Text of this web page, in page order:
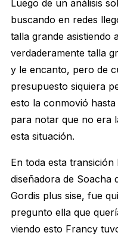
Luego de un análisis
buscando en redes
talla grande asistiendo
verdaderamente talla
y le encanto, pero de
presupuesto siquiera
esto la conmovió
para notar que no era
esta situación.
En toda esta
diseñadora de Soacha
Gordis plus sise, fue
pregunto ella que
viendo esto Francy